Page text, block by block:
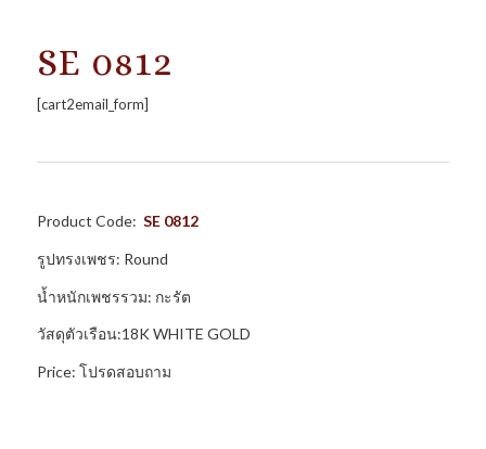
SE 0812
[cart2email_form]
Product Code: SE 0812
รูปทรงเพชร: Round
น้ำหนักเพชรรวม: กะรัต
วัสดุตัวเรือน:18K WHITE GOLD
Price: โปรดสอบถาม